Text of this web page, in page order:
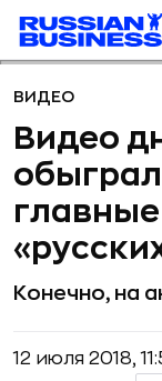
ВИДЕО
Видео
Конечно, на
12 июля 2018,